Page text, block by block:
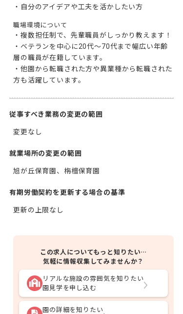
・自分のアイデアや工夫を活かしたい方
職場環境について
・複数担任制で、先輩職員がしっかり教えます！
・ベテランを中心に20代～70代まで幅広い年齢
層の職員が在籍しています。
・他園から転職された方や異業種から転職された
方も活躍しています。
従事すべき業務の変更の範囲
変更なし
就業場所の変更の範囲
旭が丘保育園、栴檀保育園
有期労働契約を更新する場合の基準
更新の上限なし
この求人についてもっと知りたい…
気軽に情報収集してみませんか？
リアルな施設の雰囲気を知りたい
園見学を申し込む
園の詳細を知りたい